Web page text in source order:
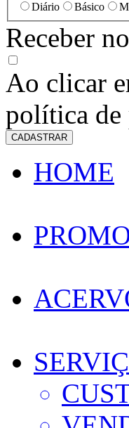
Diário Básico
Receber
Ao clicar
política de
CADASTRAR
HOME